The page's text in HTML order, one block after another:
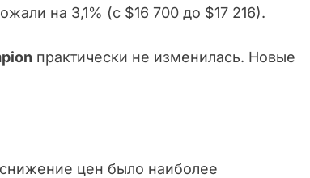
на 3,1% (с $16 700 до $17 216).
практически не изменилась. Новые
цен было наиболее